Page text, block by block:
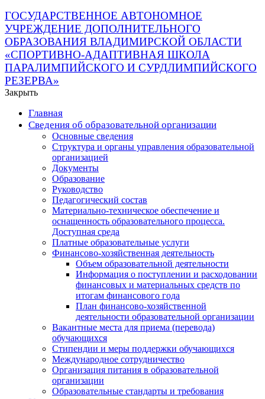
ГОСУДАРСТВЕННОЕ АВТОНОМНОЕ
УЧРЕЖДЕНИЕ ДОПОЛНИТЕЛЬНОГО
ОБРАЗОВАНИЯ ВЛАДИМИРСКОЙ ОБЛАСТИ
«СПОРТИВНО-АДАПТИВНАЯ ШКОЛА
ПАРАЛИМПИЙСКОГО И СУРДЛИМПИЙСКОГО
РЕЗЕРВА»
Закрыть
Главная
Сведения об образовательной организации
Основные сведения
Структура и органы управления образовательной
организацией
Документы
Образование
Руководство
Педагогический состав
Материально-техническое обеспечение и
оснащенность образовательного процесса.
Доступная среда
Платные образовательные услуги
Финансово-хозяйственная деятельность
Объем образовательной деятельности
Информация о поступлении и расходовании
финансовых и материальных средств по
итогам финансового года
План финансово-хозяйственной
деятельности образовательной организации
Вакантные места для приема (перевода)
обучающихся
Стипендии и меры поддержки обучающихся
Международное сотрудничество
Организация питания в образовательной
организации
Образовательные стандарты и требования